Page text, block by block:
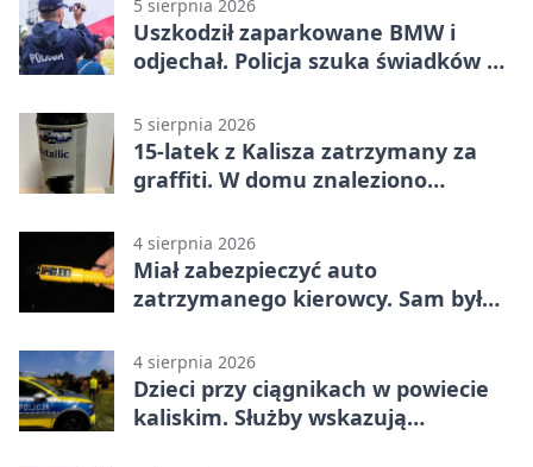
5 sierpnia 2026
Uszkodził zaparkowane BMW i
odjechał. Policja szuka świadków w
5 sierpnia 2026
15-latek z Kalisza zatrzymany za
graffiti. W domu znaleziono
4 sierpnia 2026
Miał zabezpieczyć auto
zatrzymanego kierowcy. Sam był
4 sierpnia 2026
Dzieci przy ciągnikach w powiecie
kaliskim. Służby wskazują